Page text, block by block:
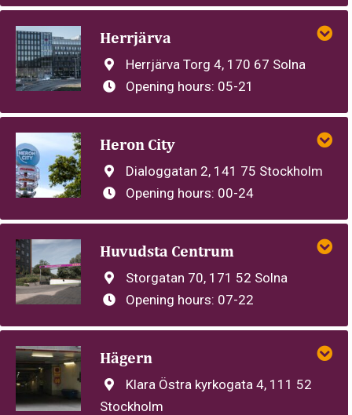
Herrjärva
Herrjärva Torg 4, 170 67 Solna
Opening hours: 05-21
Heron City
Dialoggatan 2, 141 75 Stockholm
Opening hours: 00-24
Huvudsta Centrum
Storgatan 70, 171 52 Solna
Opening hours: 07-22
Hägern
Klara Östra kyrkogata 4, 111 52
Stockholm